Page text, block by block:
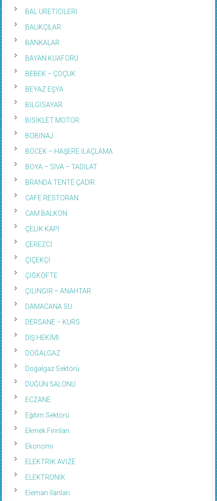
BAL ÜRETİCİLERİ
BALIKÇILAR
BANKALAR
BAYAN KUAFÖRÜ
BEBEK – ÇOÇUK
BEYAZ EŞYA
BİLGİSAYAR
BİSİKLET MOTOR
BOBİNAJ
BÖCEK – HAŞERE İLAÇLAMA
BOYA – SIVA – TADİLAT
BRANDA TENTE ÇADIR
CAFE RESTORAN
CAM BALKON
ÇELİK KAPI
ÇEREZCİ
ÇİÇEKÇİ
ÇİĞKÖFTE
ÇİLİNGİR – ANAHTAR
DAMACANA SU
DERSANE – KURS
DIŞ HEKİMİ
DOĞALGAZ
Doğalgaz Sektörü
DÜĞÜN SALONU
ECZANE
Eğitim Sektörü
Ekmek Fırınları
Ekonomi
ELEKTRİK AVİZE
ELEKTRONİK
Eleman İlanları